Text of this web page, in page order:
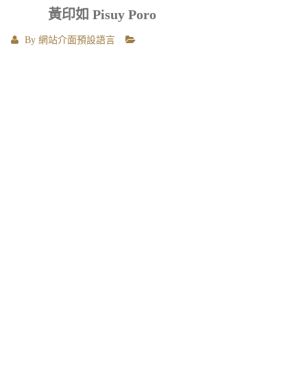
黃印如 Pisuy Poro
By 網站介面預設語言